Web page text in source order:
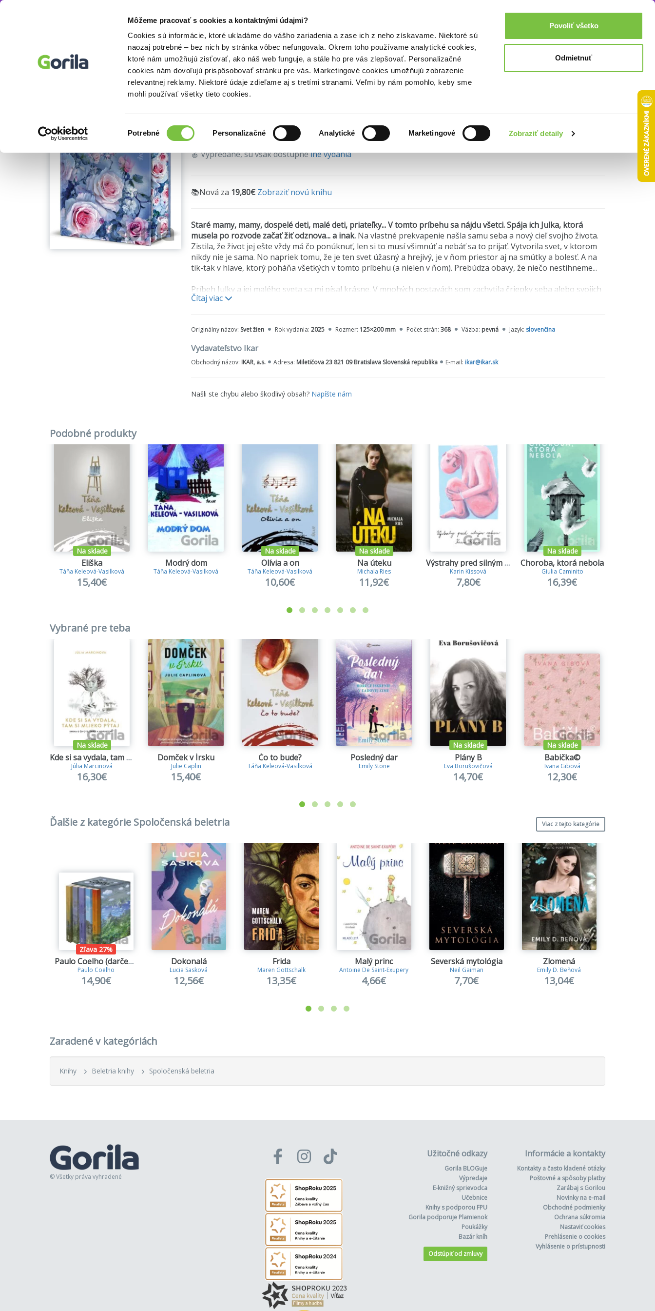
Môžeme pracovať s cookies a kontaktnými údajmi?
Cookies sú informácie, ktoré ukladáme do vášho zariadenia a zase ich z neho získavame. Niektoré sú
naozaj potrebné – bez nich by stránka vôbec nefungovala. Okrem toho používame analytické cookies,
ktoré nám umožňujú zisťovať, ako náš web funguje, a stále ho pre vás zlepšovať. Personalizačné
cookies nám dovoľujú prispôsobovať stránku pre vás. Marketingové cookies umožňujú zobrazenie
relevantnej reklamy. Niektoré údaje zdieľame aj s tretími stranami. Veľmi by nám pomohlo, keby sme
mohli používať všetky tieto cookies.
súhlasu
Potrebné Personalizačné Analytické Marketingové Zobraziť detaily
Povoliť všetko
Odmietnuť
Doplnky Prihlásenie 0,00€
Beletria knihy Spoločenská beletria Svet žien Akcie a zľavy
Svet žien - prečítaná (bazár kníh)
výborný stav = prečítaná kniha bez poškodenia
🍎 Vypredané, sú však dostupnéiné vydania
📚Nová za 19,80€ Zobraziť novú knihu
Staré mamy, mamy, dospelé deti, malé deti, priateľky... V tomto príbehu sa nájdu všetci. Spája ich Julka, ktorá
musela po rozvode začať žiť odznova... a inak. Na vlastné prekvapenie našla samu seba a nový cieľ svojho života.
Zistila, že život jej ešte vždy má čo ponúknuť, len si to musí všimnúť a nebáť sa to prijať. Vytvorila svet, v ktorom
nikdy nie je sama. No napriek tomu, že je ten svet úžasný a hrejivý, je v ňom priestor aj na smútky a bolesť. A na
tik-tak v hlave, ktorý poháňa všetkých v tomto príbehu (a nielen v ňom). Prebúdza obavy, že niečo nestihneme...
Príbeh Julky a jej malého sveta sa mi písal krásne. V mnohých postavách som zachytila čriepky seba alebo svojich
blízkych. A uvedomila som si, že napriek odlišnosti sme si všetci veľmi podobní. Spája nás túžba po láske,
Prajem vám krásne čítanie.
Čítaj viac
Originálny názov: Svet žien Rok vydania: 2025 Rozmer: 125×200 mm Počet strán: 368 Väzba: pevná Jazyk: slovenčina
Vydavateľstvo Ikar
Obchodný názov: IKAR, a.s. Adresa: Miletičova 23 821 09 Bratislava Slovenská republika E-mail: ikar@ikar.sk
Našli ste chybu alebo škodlivý obsah? Napíšte nám
Podobné produkty
Na sklade
Eliška
Táňa Keleová-Vasilková
15,40€
Modrý dom
Táňa Keleová-Vasilková
Na sklade
Olívia a on
Táňa Keleová-Vasilková
10,60€
Na sklade
Na úteku
Michala Ries
11,92€
Výstrahy pred silným vetrom
Karin Kissová
7,80€
Na sklade
Choroba, ktorá nebola
Giulia Caminito
16,39€
Vybrané pre teba
Na sklade
Kde si sa vydala, tam si mlieko pýtaj
Júlia Marcinová
16,30€
Domček v Írsku
Julie Caplin
15,40€
Čo to bude?
Táňa Keleová-Vasilková
Posledný dar
Emily Stone
Na sklade
Plány B
Eva Borušovičová
14,70€
Na sklade
Babička©
Ivana Gibová
12,30€
Ďalšie z kategórie Spoločenská beletria Viac z tejto kategórie
Zľava 27%
Paulo Coelho (darčekový box)
Paulo Coelho
14,90€
Dokonalá
Lucia Sasková
12,56€
Frida
Maren Gottschalk
13,35€
Malý princ
Antoine De Saint-Exupery
4,66€
Severská mytológia
Neil Gaiman
7,70€
Zlomená
Emily D. Beňová
13,04€
Zaradené v kategóriách
Knihy Beletria knihy Spoločenská beletria
© Všetky práva vyhradené
Užitočné odkazy
Gorila BLOGuje
Výpredaje
E-knižný sprievodca
Učebnice
Knihy s podporou FPU
Gorila podporuje Plamienok
Poukážky
Bazár kníh
Odstúpiť od zmluvy
Informácie a kontakty
Kontakty a často kladené otázky
Poštovné a spôsoby platby
Zarábaj s Gorilou
Novinky na e-mail
Obchodné podmienky
Ochrana súkromia
Nastaviť cookies
Prehlásenie o cookies
Vyhlásenie o prístupnosti